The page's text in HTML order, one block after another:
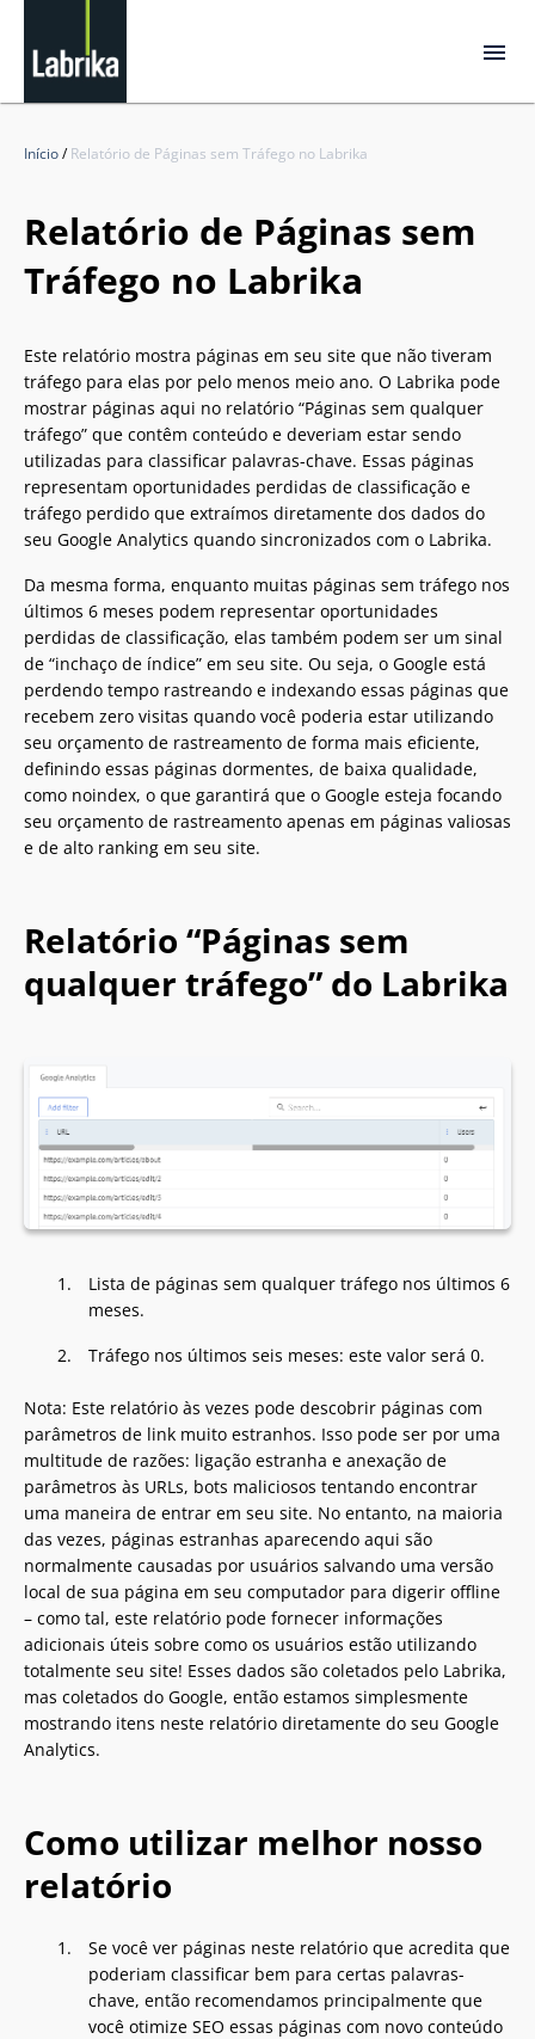
Início/Relatório de Páginas sem Tráfego no Labrika
Relatório de Páginas sem
Tráfego no Labrika
Este relatório mostra páginas em seu site que não tiveram
tráfego para elas por pelo menos meio ano. O Labrika pode
mostrar páginas aqui no relatório “Páginas sem qualquer
tráfego” que contêm conteúdo e deveriam estar sendo
utilizadas para classificar palavras-chave. Essas páginas
representam oportunidades perdidas de classificação e
tráfego perdido que extraímos diretamente dos dados do
seu Google Analytics quando sincronizados com o Labrika.
Da mesma forma, enquanto muitas páginas sem tráfego nos
últimos 6 meses podem representar oportunidades
perdidas de classificação, elas também podem ser um sinal
de “inchaço de índice” em seu site. Ou seja, o Google está
perdendo tempo rastreando e indexando essas páginas que
recebem zero visitas quando você poderia estar utilizando
seu orçamento de rastreamento de forma mais eficiente,
definindo essas páginas dormentes, de baixa qualidade,
como noindex, o que garantirá que o Google esteja focando
seu orçamento de rastreamento apenas em páginas valiosas
e de alto ranking em seu site.
Relatório “Páginas sem
qualquer tráfego” do Labrika
Lista de páginas sem qualquer tráfego nos últimos 6
meses.
Tráfego nos últimos seis meses: este valor será 0.
Nota: Este relatório às vezes pode descobrir páginas com
parâmetros de link muito estranhos. Isso pode ser por uma
multitude de razões: ligação estranha e anexação de
parâmetros às URLs, bots maliciosos tentando encontrar
uma maneira de entrar em seu site. No entanto, na maioria
das vezes, páginas estranhas aparecendo aqui são
normalmente causadas por usuários salvando uma versão
local de sua página em seu computador para digerir offline
– como tal, este relatório pode fornecer informações
adicionais úteis sobre como os usuários estão utilizando
totalmente seu site! Esses dados são coletados pelo Labrika,
mas coletados do Google, então estamos simplesmente
mostrando itens neste relatório diretamente do seu Google
Analytics.
Como utilizar melhor nosso
relatório
Se você ver páginas neste relatório que acredita que
poderiam classificar bem para certas palavras-
chave, então recomendamos principalmente que
você otimize SEO essas páginas com novo conteúdo